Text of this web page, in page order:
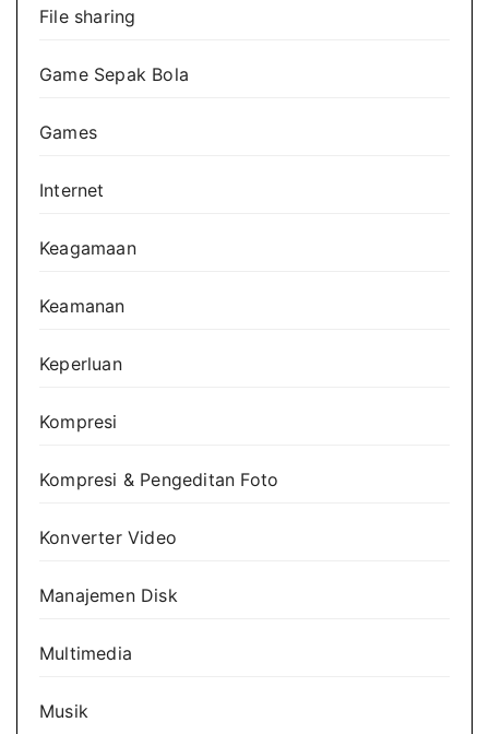
File sharing
Game Sepak Bola
Games
Internet
Keagamaan
Keamanan
Keperluan
Kompresi
Kompresi & Pengeditan Foto
Konverter Video
Manajemen Disk
Multimedia
Musik